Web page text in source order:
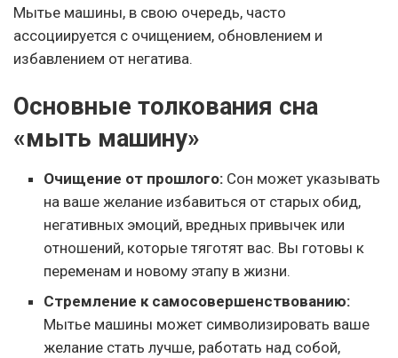
Мытье машины, в свою очередь, часто
ассоциируется с очищением, обновлением и
избавлением от негатива.
Основные толкования сна
«мыть машину»
Очищение от прошлого: Сон может указывать
на ваше желание избавиться от старых обид,
негативных эмоций, вредных привычек или
отношений, которые тяготят вас. Вы готовы к
переменам и новому этапу в жизни.
Стремление к самосовершенствованию:
Мытье машины может символизировать ваше
желание стать лучше, работать над собой,